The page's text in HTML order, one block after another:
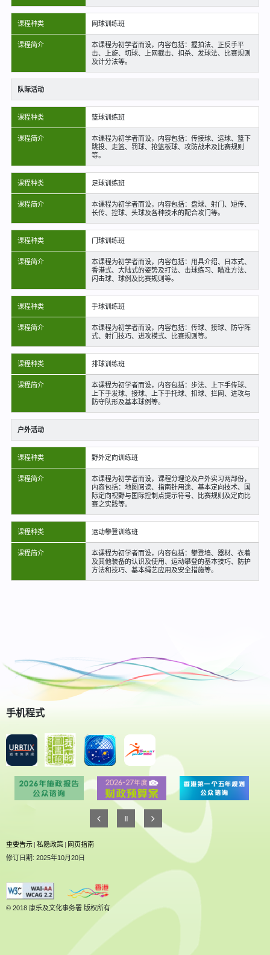
课程种类 网球训练班
课程简介
本课程为初学者而设，内容包括：握拍法、正反手平
击、上旋、切球、上网截击、扣杀、发球法、比赛规则
及计分法等。
队际活动
课程种类 篮球训练班
课程简介
本课程为初学者而设，内容包括：传接球、运球、篮下
跳投、走篮、罚球、抢篮板球、攻防战术及比赛规则
等。
课程种类 足球训练班
课程简介
本课程为初学者而设，内容包括：盘球、射门、短传、
长传、控球、头球及各种技术的配合攻门等。
课程种类 门球训练班
课程简介
本课程为初学者而设，内容包括：用具介绍、日本式、
香港式、大陆式的姿势及打法、击球练习、瞄准方法、
闪击球、球例及比赛规则等。
课程种类 手球训练班
课程简介
本课程为初学者而设，内容包括：传球、接球、防守阵
式、射门技巧、进攻模式、比赛规则等。
课程种类 排球训练班
课程简介
本课程为初学者而设，内容包括：步法、上下手传球、
上下手发球、接球、上下手托球、扣球、拦网、进攻与
防守队形及基本球例等。
户外活动
课程种类 野外定向训练班
课程简介
本课程为初学者而设，课程分理论及户外实习两部份，
内容包括：地图阅读、指南针用途、基本定向技术、国
际定向视野与国际控制点提示符号、比赛规则及定向比
赛之实践等。
课程种类 运动攀登训练班
课程简介
本课程为初学者而设，内容包括：攀登墙、器材、衣着
及其他装备的认识及使用、运动攀登的基本技巧、防护
方法和技巧、基本绳艺应用及安全措施等。
手机程式
重要告示 | 私隐政策 | 网页指南
修订日期: 2025年10月20日
© 2018 康乐及文化事务署 版权所有